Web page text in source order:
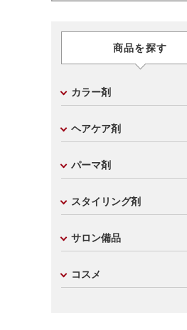
商品を探す
カラー剤
ヘアケア剤
パーマ剤
スタイリング剤
サロン備品
コスメ